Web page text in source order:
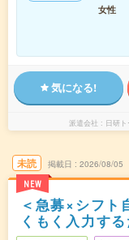
女性
気になる!
派遣会社 日研
未読
NEW
掲載日 2026/08/05
＜急募×シフト
くもく入力する